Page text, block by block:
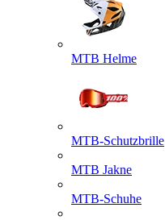
MTB Helme
MTB-Schutzbrille
MTB Jakne
MTB-Schuhe